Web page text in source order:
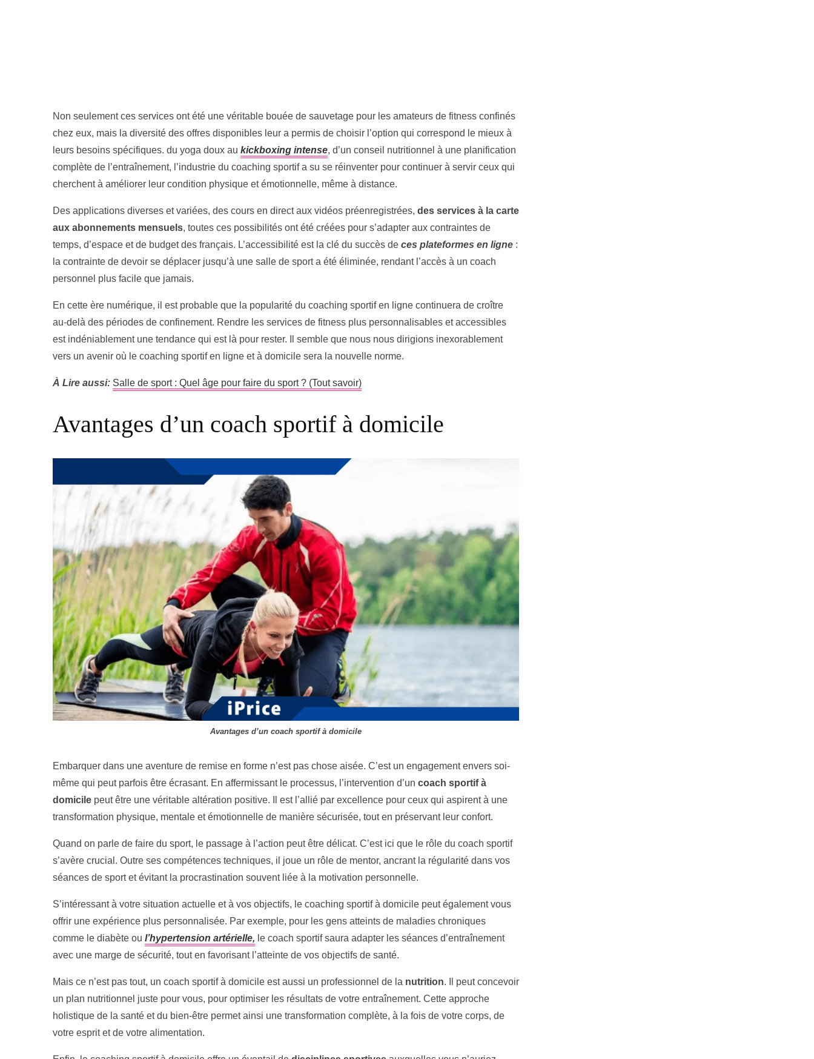
Non seulement ces services ont été une véritable bouée de sauvetage pour les amateurs de fitness confinés
chez eux, mais la diversité des offres disponibles leur a permis de choisir l’option qui correspond le mieux à
leurs besoins spécifiques. du yoga doux au kickboxing intense, d’un conseil nutritionnel à une planification
complète de l’entraînement, l’industrie du coaching sportif a su se réinventer pour continuer à servir ceux qui
cherchent à améliorer leur condition physique et émotionnelle, même à distance.
Des applications diverses et variées, des cours en direct aux vidéos préenregistrées, des services à la carte
aux abonnements mensuels, toutes ces possibilités ont été créées pour s’adapter aux contraintes de
temps, d’espace et de budget des français. L’accessibilité est la clé du succès de ces plateformes en ligne :
la contrainte de devoir se déplacer jusqu’à une salle de sport a été éliminée, rendant l’accès à un coach
personnel plus facile que jamais.
En cette ère numérique, il est probable que la popularité du coaching sportif en ligne continuera de croître
au-delà des périodes de confinement. Rendre les services de fitness plus personnalisables et accessibles
est indéniablement une tendance qui est là pour rester. Il semble que nous nous dirigions inexorablement
vers un avenir où le coaching sportif en ligne et à domicile sera la nouvelle norme.
À Lire aussi: Salle de sport : Quel âge pour faire du sport ? (Tout savoir)
Avantages d’un coach sportif à domicile
Avantages d’un coach sportif à domicile
Embarquer dans une aventure de remise en forme n’est pas chose aisée. C’est un engagement envers soi-
même qui peut parfois être écrasant. En affermissant le processus, l’intervention d’un coach sportif à
domicile peut être une véritable altération positive. Il est l’allié par excellence pour ceux qui aspirent à une
transformation physique, mentale et émotionnelle de manière sécurisée, tout en préservant leur confort.
Quand on parle de faire du sport, le passage à l’action peut être délicat. C’est ici que le rôle du coach sportif
s’avère crucial. Outre ses compétences techniques, il joue un rôle de mentor, ancrant la régularité dans vos
séances de sport et évitant la procrastination souvent liée à la motivation personnelle.
S’intéressant à votre situation actuelle et à vos objectifs, le coaching sportif à domicile peut également vous
offrir une expérience plus personnalisée. Par exemple, pour les gens atteints de maladies chroniques
comme le diabète ou l’hypertension artérielle, le coach sportif saura adapter les séances d’entraînement
avec une marge de sécurité, tout en favorisant l’atteinte de vos objectifs de santé.
Mais ce n’est pas tout, un coach sportif à domicile est aussi un professionnel de la nutrition. Il peut concevoir
un plan nutritionnel juste pour vous, pour optimiser les résultats de votre entraînement. Cette approche
holistique de la santé et du bien-être permet ainsi une transformation complète, à la fois de votre corps, de
votre esprit et de votre alimentation.